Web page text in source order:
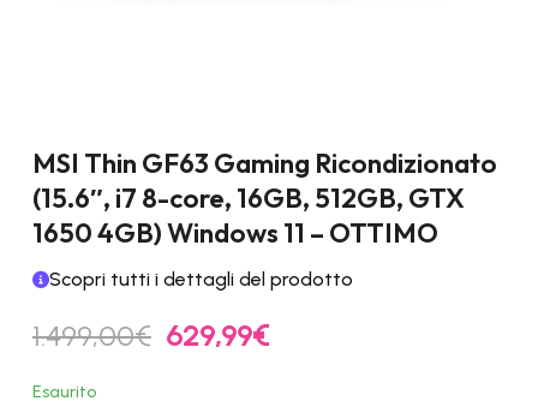
MSI Thin GF63 Gaming Ricondizionato
(15.6″, i7 8-core, 16GB, 512GB, GTX
1650 4GB) Windows 11 – OTTIMO
Scopri tutti i dettagli del prodotto
1.499,00€ Il
prezzo
629,99€Il
Esaurito